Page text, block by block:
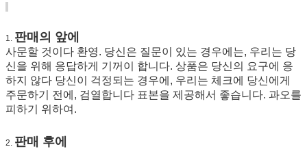
1. 판매의 앞에
사문할 것이다 환영. 당신은 질문이 있는 경우에는, 우리는 당
신을 위해 응답하게 기꺼이 합니다. 상품은 당신의 요구에 응
하지 않다 당신이 걱정되는 경우에, 우리는 체크에 당신에게
주문하기 전에, 검열합니다 표본을 제공해서 좋습니다. 과오를
피하기 위하여.
2. 판매 후에